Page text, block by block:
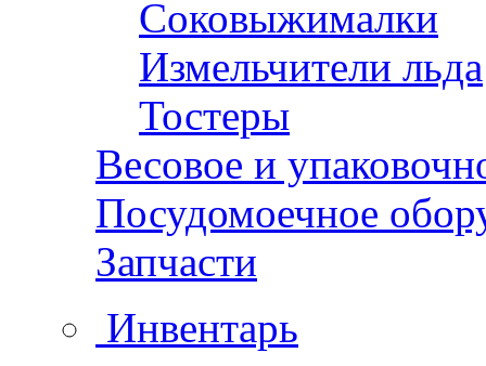
Соковыжималки
Измельчители льда
Тостеры
Весовое и
Посудомоечное
Запчасти
Инвентарь